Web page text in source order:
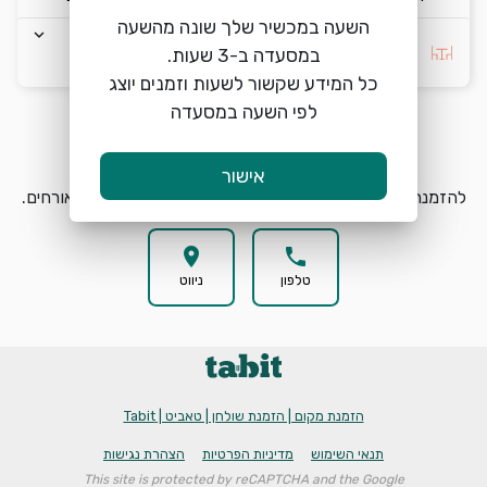
keyboard_arrow_down
בחרו העדפה *
להזמנת מקום במסעדת NAYA בחרו תאריך, שעה וכמות אורחים.
phone
טלפון
location_on
ניווט
הזמנת מקום | הזמנת שולחן | טאביט | Tabit
תנאי השימוש מדיניות הפרטיות הצהרת נגישות
This site is protected by reCAPTCHA and the Google
השעה במכשיר שלך שונה מהשעה
כל המידע שקשור לשעות וזמנים יוצג
לפי השעה במסעדה
אישור